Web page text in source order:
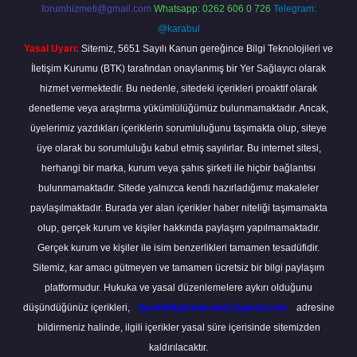
forumhizmeti@gmail.com Whatsapp: 0262 606 0 726 Telegram:
@karabul
Yasal Uyarı: Sitemiz, 5651 Sayılı Kanun gereğince Bilgi Teknolojileri ve
İletişim Kurumu (BTK) tarafından onaylanmış bir Yer Sağlayıcı olarak
hizmet vermektedir. Bu nedenle, sitedeki içerikleri proaktif olarak
denetleme veya araştırma yükümlülüğümüz bulunmamaktadır. Ancak,
üyelerimiz yazdıkları içeriklerin sorumluluğunu taşımakta olup, siteye
üye olarak bu sorumluluğu kabul etmiş sayılırlar. Bu internet sitesi,
herhangi bir marka, kurum veya şahıs şirketi ile hiçbir bağlantısı
bulunmamaktadır. Sitede yalnızca kendi hazırladığımız makaleler
paylaşılmaktadır. Burada yer alan içerikler haber niteliği taşımamakta
olup, gerçek kurum ve kişiler hakkında paylaşım yapılmamaktadır.
Gerçek kurum ve kişiler ile isim benzerlikleri tamamen tesadüfidir.
Sitemiz, kar amacı gütmeyen ve tamamen ücretsiz bir bilgi paylaşım
platformudur. Hukuka ve yasal düzenlemelere aykırı olduğunu
düşündüğünüz içerikleri,
backlinkpanelicomtr@gmail.com
adresine
bildirmeniz halinde, ilgili içerikler yasal süre içerisinde sitemizden
kaldırılacaktır.